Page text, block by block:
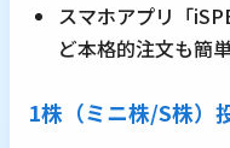
スマホアプリ「
ど本格的注文も簡
1株（ミニ株/S株）